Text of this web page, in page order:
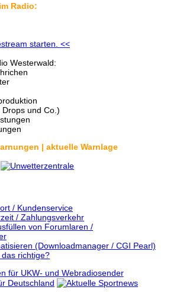
Radio:
starten. <<
Westerwald:
Drops und Co.)
| aktuelle Warnlage
/ Kundenservice
/ Zahlungsverkehr
von Forumlaren /
(Downloadmanager / CGI Pearl)
richtige?